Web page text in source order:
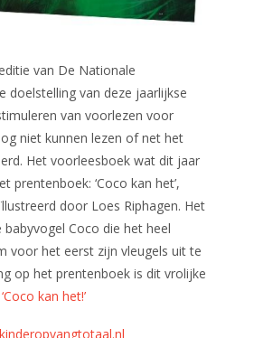
van De Nationale
doelstelling van deze jaarlijkse
van voorlezen voor
niet kunnen lezen of net het
Het voorleesboek wat dit jaar
prentenboek: ‘Coco kan het’,
door Loes Riphagen. Het
Coco die het heel
voor het eerst zijn vleugels uit te
op het prentenboek is dit vrolijke
‘Coco kan het!’